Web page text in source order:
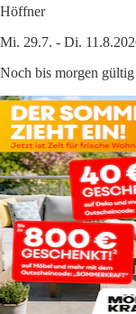
Höffner
Mi. 29.7. - Di.
Noch bis morgen gültig